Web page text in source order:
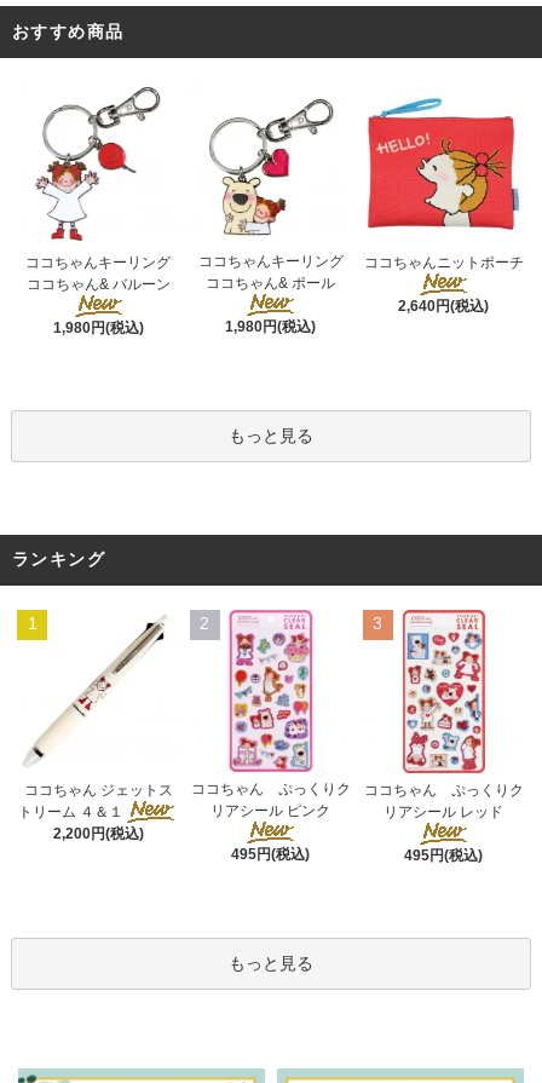
おすすめ商品
ココちゃんキーリング
ココちゃん& バルーン
1,980円(税込)
ココちゃんキーリング
ココちゃん& ポール
1,980円(税込)
ココちゃんニットポーチ
2,640円(税込)
もっと見る
ランキング
1
ココちゃん ジェットス
トリーム ４＆１
2,200円(税込)
2
ココちゃん ぷっくりク
リアシール ピンク
495円(税込)
3
ココちゃん ぷっくりク
リアシール レッド
495円(税込)
もっと見る